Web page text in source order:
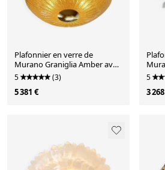
Plafonnier en verre de
Murano Graniglia Amber avec
lentille vénitienne par
Simoeng
5 (3)
5 381 €
5
3